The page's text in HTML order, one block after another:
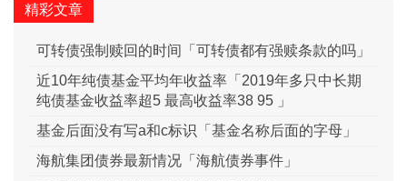
精彩文章
可转债强制赎回的时间「可转债都有强赎条款的吗」
近10年纯债基金平均年收益率「2019年多只中长期
纯债基金收益率超5 最高收益率38 95 」
基金后面没有写a和c标识「基金名称后面的字母」
海航集团债券最新情况「海航债券事件」